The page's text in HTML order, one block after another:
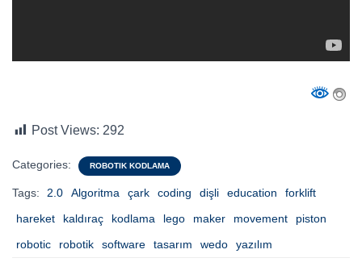
Post Views: 292
Categories: ROBOTIK KODLAMA
Tags: 2.0 Algoritma çark coding dişli education
forklift
hareket
kaldıraç kodlama lego maker movement
piston
robotic
robotik software tasarım wedo yazılım